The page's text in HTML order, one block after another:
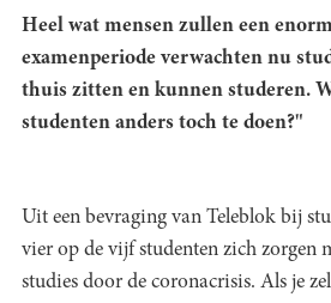
Heel wat mensen zullen een
examenperiode verwachten nu
thuis zitten en kunnen studeren.
studenten anders toch te doen?"
Uit een bevraging van Teleblok bij
vier op de vijf studenten zich zorgen
studies door de coronacrisis. Als je